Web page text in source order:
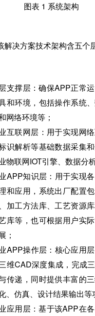
图表 1 系统架构
决方案技术架构含五个
支撑层：确保APP正常
和环境，包括操作系统
网络环境等；
互联网层：用于实现网
识解析等基础数据采集
物联网IOT引擎、数据分
APP知识层：用于实现
和应用，系统出厂配置
加工方法库、工艺资源
库等，也可根据用户实
；
APP操作层：核心应用
维CAD深度集成，完成
传递，同时提供丰富的
、仿真、设计结果输出等
应用层：基于该APP在